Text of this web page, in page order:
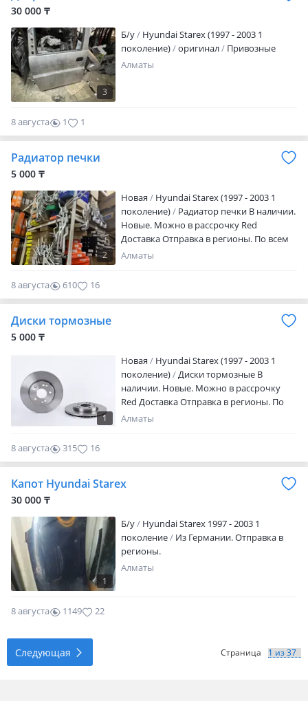
Пишите чтобы узнать цену!
30 000 ₸
3
Б/y
Hyundai Starex (1997 - 2003 1
поколение)
оригинал
Привозные
Алматы
8 августа 1 1
Радиатор печки
5 000 ₸
2
Новая
Hyundai Starex (1997 - 2003 1
поколение)
Радиатор печки В наличии.
Новые. Можно в рассрочку Red
Доставка Отправка в регионы. По всем
вопросам пишите
Алматы
8 августа 610 16
Диски тормозные
5 000 ₸
1
Новая
Hyundai Starex (1997 - 2003 1
поколение)
Диски тормозные В
наличии. Новые. Можно в рассрочку
Red Доставка Отправка в регионы. По
всем вопросам пишите
Алматы
8 августа 315 16
Капот Hyundai Starex
30 000 ₸
1
Б/y
Hyundai Starex 1997 - 2003 1
поколение
Из Германии. Отправка в
регионы.
Алматы
8 августа 1149 22
Следующая Страница